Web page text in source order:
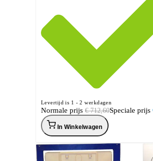
Levertijd is 1 - 2 werkdagen
Speciale prijs
Normale prijs € 712,60
In Winkelwagen